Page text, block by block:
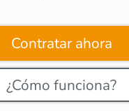
Contratar ahora
¿Cómo funciona?